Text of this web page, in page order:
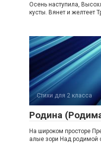
Осень наступила,
кусты. Вянет и желтеет
Стихи для 2 класса
Родина
На широком просторе
алые зори Над родимой